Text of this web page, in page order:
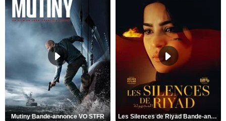
Mutiny Bande-annonce VO STFR Les Silences de Riyad Bande-annonce VO STFR